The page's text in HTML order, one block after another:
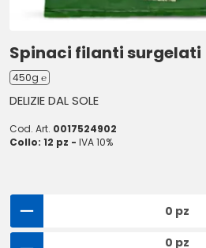
Spinaci filanti surgelati
450g ℮
DELIZIE DAL SOLE
Cod. Art. 0017524902
Collo: 12 pz - IVA 10%
0 pz
0 pz